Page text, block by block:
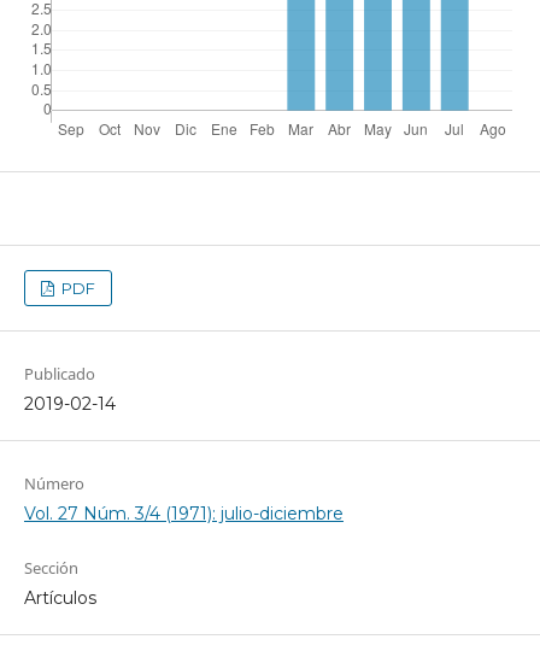
PDF
Publicado
2019-02-14
Número
Vol. 27 Núm. 3/4 (1971): julio-diciembre
Sección
Artículos